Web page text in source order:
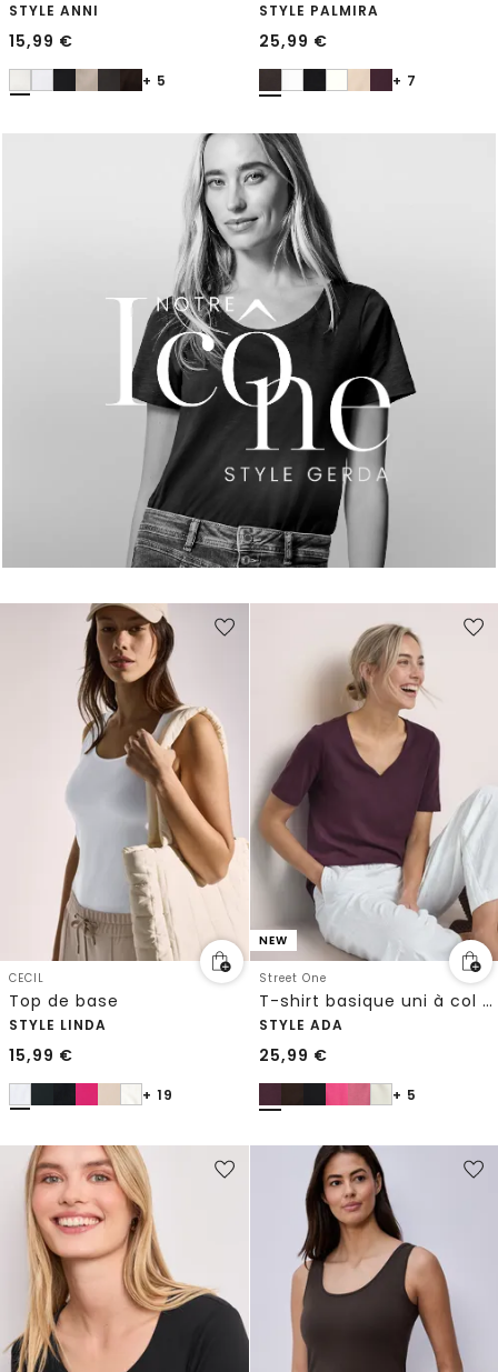
STYLE ANNI
15,99 €
+ 5
STYLE PALMIRA
25,99 €
+ 7
CECIL
Top de base
STYLE LINDA
15,99 €
+ 19
NEW
Street One
T-shirt basique uni à col cœur
STYLE ADA
25,99 €
+ 5